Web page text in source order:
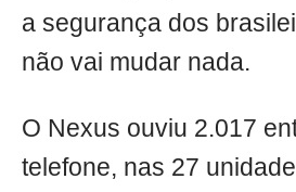
a segurança dos
não vai mudar nada.
O Nexus ouviu 2.017
telefone, nas 27